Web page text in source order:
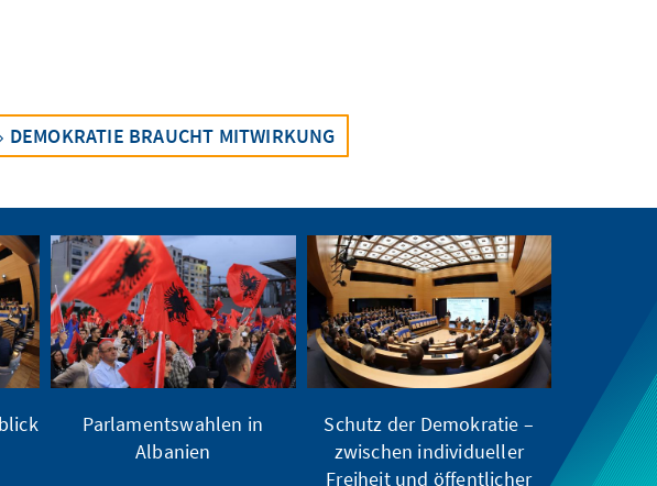
DEMOKRATIE BRAUCHT MITWIRKUNG
Parlamentswahlen in
Albanien
Schutz der Demokratie –
zwischen individueller
Freiheit und öffentlicher